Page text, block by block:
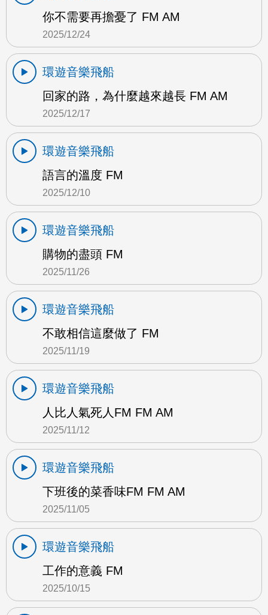
你不需要再擔憂了 FM AM
2025/12/24
環遊音樂飛船
回家的路，為什麼越來越長 FM AM
2025/12/17
環遊音樂飛船
語言的溫度 FM
2025/12/10
環遊音樂飛船
購物的盡頭 FM
2025/11/26
環遊音樂飛船
不敢相信這麼做了 FM
2025/11/19
環遊音樂飛船
人比人氣死人FM FM AM
2025/11/12
環遊音樂飛船
下班後的菜香味FM FM AM
2025/11/05
環遊音樂飛船
工作的意義 FM
2025/10/15